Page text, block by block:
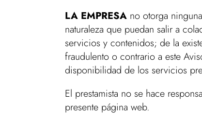
LA EMPRESA no otorga
naturaleza que puedan salir a
servicios y contenidos; de la
fraudulento o contrario a este
disponibilidad de los servicios
El prestamista no se hace
presente página web.